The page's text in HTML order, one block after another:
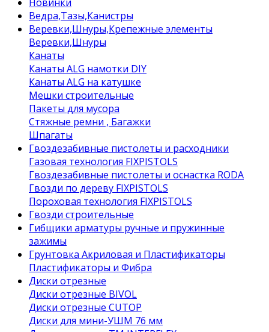
Ведра,Тазы,Канистры
Веревки,Шнуры,Крепежные элементы
Веревки,Шнуры
Канаты
Канаты ALG намотки DIY
Канаты ALG на катушке
Мешки строительные
Пакеты для мусора
Стяжные ремни , Багажки
Шпагаты
Гвоздезабивные пистолеты и расходники
Газовая технология FIXPISTOLS
Гвоздезабивные пистолеты и оснастка RODA
Гвозди по дереву FIXPISTOLS
Пороховая технология FIXPISTOLS
Гвозди строительные
Гибщики арматуры ручные и пружинные
зажимы
Грунтовка Акриловая и Пластификаторы
Пластификаторы и Фибра
Диски отрезные
Диски отрезные BIVOL
Диски отрезные CUTOP
Диски для мини-УШМ 76 мм